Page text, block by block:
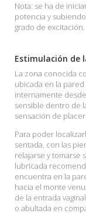
Nota: se ha de
potencia y
grado de excitación.
Estimulación de
La zona conocida
ubicada en la pared
internamente
sensible dentro de
sensación de
Para poder
sentada, con las
relajarse y tomarse
lubricada
encuentra en la
hacia el monte
de la entrada
o abultada en